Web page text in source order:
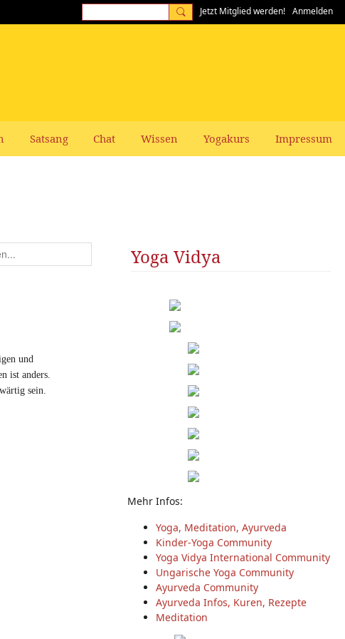
Jetzt Mitglied werden! Anmelden
Satsang Chat Wissen Yogakurs Impressum
und
ist anders.
sein.
Yoga Vidya
Mehr Infos:
Yoga, Meditation, Ayurveda
Kinder-Yoga Community
Yoga Vidya International Community
Ungarische Yoga Community
Ayurveda Community
Ayurveda Infos, Kuren, Rezepte
Meditation